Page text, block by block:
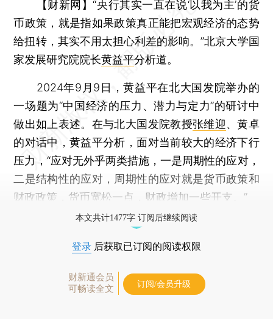
【财新网】“央行其实一直在说‘以我为主’的货
币政策，就是指如果政策真正能把宏观经济的态势
给扭转，其实不用太担心利差的影响。”北京大学国
家发展研究院院长黄益平分析道。
2024年9月9日，黄益平在北大国发院举办的
一场题为“中国经济的压力、潜力与定力”的研讨中
做出如上表述。在与北大国发院教授张维迎、黄卓
的对话中，黄益平分析，面对当前较大的经济下行
压力，“应对无外乎两类措施，一是周期性的应对，
二是结构性的应对，周期性的应对就是货币政策和
财政政策，货币宽松一点，财政增加一些开支。”
本文共计1477字 订阅后继续阅读
登录 后获取已订阅的阅读权限
财新通会员
可畅读全文
订阅/会员升级